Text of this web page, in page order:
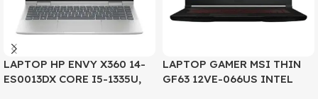
LAPTOP HP ENVY X360 14-
ES0013DX CORE I5-1335U,
LAPTOP GAMER MSI THIN
GF63 12VE-066US INTEL